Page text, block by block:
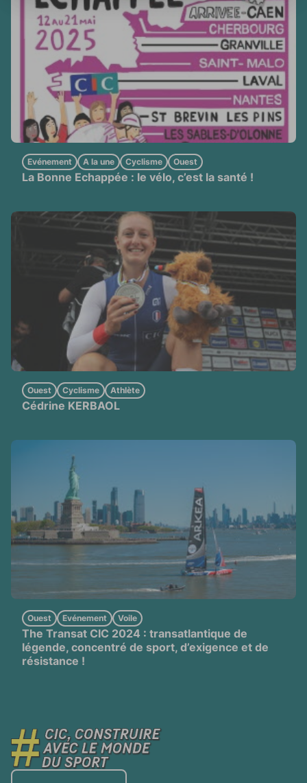
La Bonne Echappée : le vélo, c’est la santé !
Evénement A la une Cyclisme Ouest
Cédrine KERBAOL
Ouest Cyclisme Athlète
The Transat CIC 2024 : transatlantique de
légende, concentré de sport, d’exigence et de
résistance !
Ouest Evénement Voile